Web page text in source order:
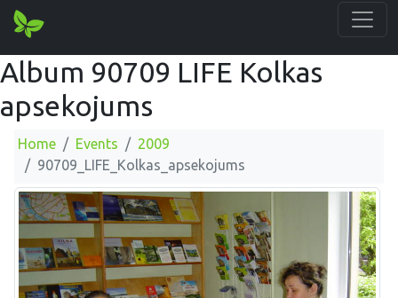
Album 90709 LIFE Kolkas
apsekojums
Home Events
2009
90709_LIFE_Kolkas_apsekojums